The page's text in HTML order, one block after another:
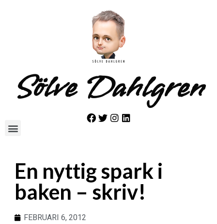
Sölve Dahlgren
En nyttig spark i
baken – skriv!
FEBRUARI 6, 2012